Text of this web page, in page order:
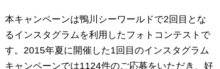
本キャンペーンは鴨川シーワールドで2回目とな
るインスタグラムを利用したフォトコンテストで
す。2015年夏に開催した1回目のインスタグラム
キャンペーンでは1124件のご応募をいただき、好